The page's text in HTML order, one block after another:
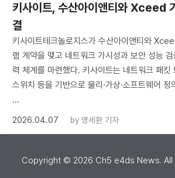
키사이트, 수산아이앤티와 Xceed
결
키사이트테크놀로지스가 수산아이앤티와
램 계약을 맺고 네트워크 가시성과 보안 성능
력 체계를 마련했다. 키사이트는 네트워크 패킷
스위치 등을 기반으로 물리·가상·소프트웨어
...
2026.04.07
by 명세환 기자
Copyright © 2026 Ch5 e4ds News.